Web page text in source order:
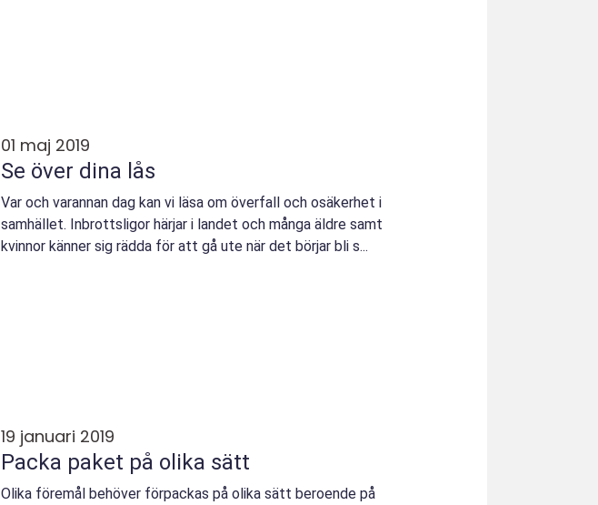
01 maj 2019
Se över dina lås
Var och varannan dag kan vi läsa om överfall och osäkerhet i
samhället. Inbrottsligor härjar i landet och många äldre samt
kvinnor känner sig rädda för att gå ute när det börjar bli s...
19 januari 2019
Packa paket på olika sätt
Olika föremål behöver förpackas på olika sätt beroende på